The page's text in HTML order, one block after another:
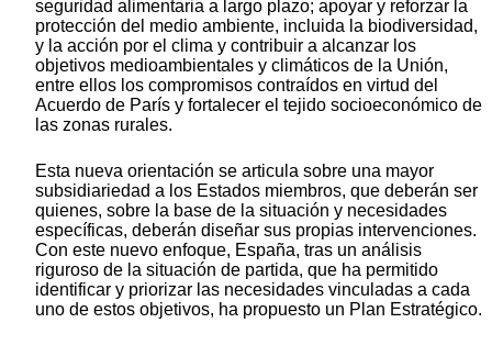
seguridad alimentaria a largo plazo; apoyar y reforzar la
protección del medio ambiente, incluida la biodiversidad,
y la acción por el clima y contribuir a alcanzar los
objetivos medioambientales y climáticos de la Unión,
entre ellos los compromisos contraídos en virtud del
Acuerdo de París y fortalecer el tejido socioeconómico de
las zonas rurales.
Esta nueva orientación se articula sobre una mayor
subsidiariedad a los Estados miembros, que deberán ser
quienes, sobre la base de la situación y necesidades
específicas, deberán diseñar sus propias intervenciones.
Con este nuevo enfoque, España, tras un análisis
riguroso de la situación de partida, que ha permitido
identificar y priorizar las necesidades vinculadas a cada
uno de estos objetivos, ha propuesto un Plan Estratégico.